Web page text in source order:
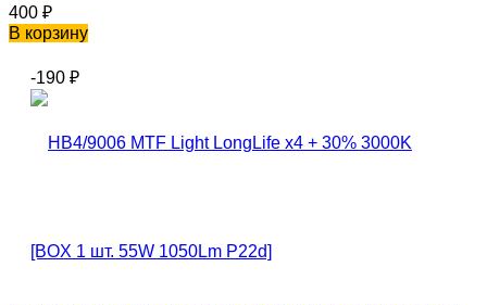
400 ₽
В корзину
-190 ₽